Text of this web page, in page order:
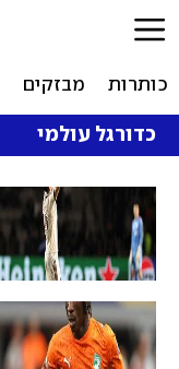
כותרות מבזקים
כדורגל עולמי